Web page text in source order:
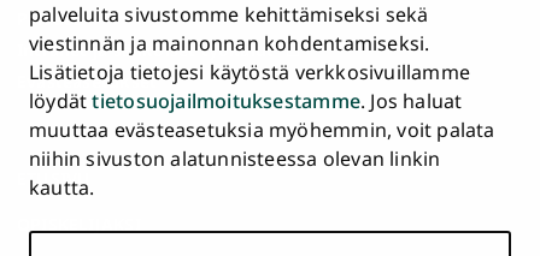
palveluita sivustomme kehittämiseksi sekä
viestinnän ja mainonnan kohdentamiseksi.
Lisätietoja tietojesi käytöstä verkkosivuillamme
löydättietosuojailmoituksestamme. Jos haluat
muuttaa evästeasetuksia myöhemmin, voit palata
niihin sivuston alatunnisteessa olevan linkin
kautta.
Palaute
Intranet ja sähköiset työkalut
Evästeasetukset
Päävalikko
alatunnisteessa
ETUSIVU
Turun
yliopisto
Facebookissa
Turun
yliopisto
Instagramissa
TurunTurunTurunTurun